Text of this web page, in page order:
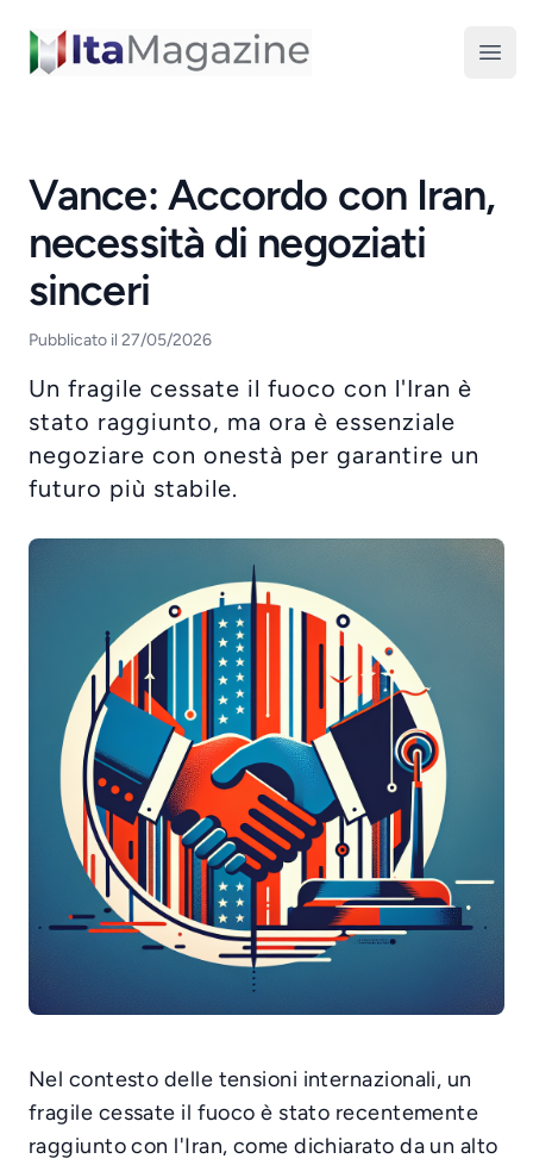
ItaMagazine
Vance: Accordo con Iran,
necessità di negoziati
sinceri
Pubblicato il 27/05/2026
Un fragile cessate il fuoco con l'Iran è
stato raggiunto, ma ora è essenziale
negoziare con onestà per garantire un
futuro più stabile.
Nel contesto delle tensioni internazionali, un
fragile cessate il fuoco è stato recentemente
raggiunto con l'Iran, come dichiarato da un alto